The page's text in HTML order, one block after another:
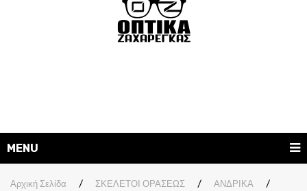
MENU
ΓΥΑΛΙΑ ΗΛΙΟΥ
Αρχική Σελίδα / ΣΚΕΛΕΤΟΙ ΟΡΑΣΕΩΣ / ΑΝΔΡΙΚΑ
/